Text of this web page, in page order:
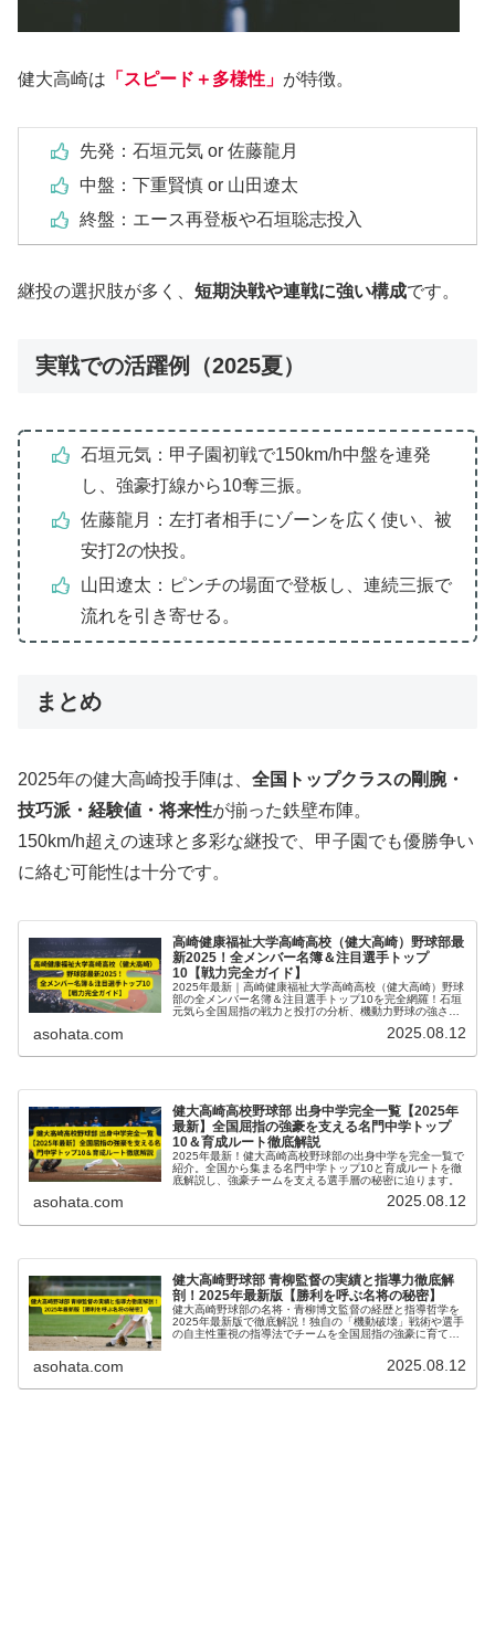
健大高崎は 「スピード＋多様性」 が特徴。
先発：石垣元気 or 佐藤龍月
中盤：下重賢慎 or 山田遼太
終盤：エース再登板や石垣聡志投入
継投の選択肢が多く、 短期決戦や連戦に強い構成です。
実戦での活躍例（2025夏）
石垣元気：甲子園初戦で150km/h中盤を連発
し、強豪打線から10奪三振。
佐藤龍月：左打者相手にゾーンを広く使い、被
安打2の快投。
山田遼太：ピンチの場面で登板し、連続三振で
流れを引き寄せる。
まとめ
2025年の健大高崎投手陣は、 全国トップクラスの剛腕・
技巧派・経験値・将来性が揃った鉄壁布陣。
150km/h超えの速球と多彩な継投で、甲子園でも優勝争い
に絡む可能性は十分です。
高崎健康福祉大学高崎高校（健大高崎）野球部最
新2025！全メンバー名簿＆注目選手トップ
10【戦力完全ガイド】
2025年最新｜高崎健康福祉大学高崎高校（健大高崎）野球
部の全メンバー名簿＆注目選手トップ10を完全網羅！石垣
元気ら全国屈指の戦力と投打の分析、機動力野球の強さを
asohata.com 2025.08.12
健大高崎高校野球部 出身中学完全一覧【2025年
最新】全国屈指の強豪を支える名門中学トップ
10＆育成ルート徹底解説
2025年最新！健大高崎高校野球部の出身中学を完全一覧で
紹介。全国から集まる名門中学トップ10と育成ルートを徹
底解説し、強豪チームを支える選手層の秘密に迫ります。
asohata.com 2025.08.12
健大高崎野球部 青柳監督の実績と指導力徹底解
剖！2025年最新版【勝利を呼ぶ名将の秘密】
健大高崎野球部の名将・青柳博文監督の経歴と指導哲学を
2025年最新版で徹底解説！独自の「機動破壊」戦術や選手
の自主性重視の指導法でチームを全国屈指の強豪に育てた
asohata.com 2025.08.12